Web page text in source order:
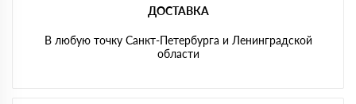
ДОСТАВКА
В любую точку Санкт-Петербурга и Ленинградской
области